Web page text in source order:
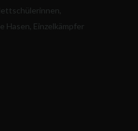
Hasen, Einzelkämpfer